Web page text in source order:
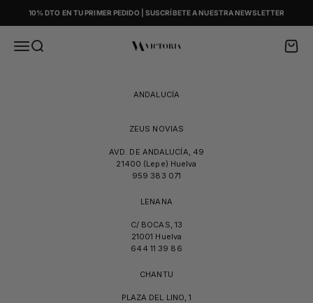
10% DTO EN TU PRIMER PEDIDO | SUSCRÍBETE A NUESTRA NEWSLETTER
MenuSearch Victoria Cart
ANDALUCÍA
ZEUS NOVIAS
AVD. DE ANDALUCÍA, 49
21400 (Lepe) Huelva
959 383 071
LENANA
C/ BOCAS, 13
21001 Huelva
644 11 39 86
CHANTU
PLAZA DEL LINO, 1